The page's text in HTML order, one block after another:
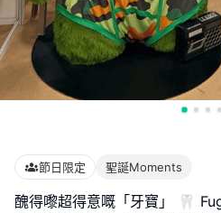
節日限定 聖誕Moments
醜得嚟超得意嘅「牙寶」 🦷